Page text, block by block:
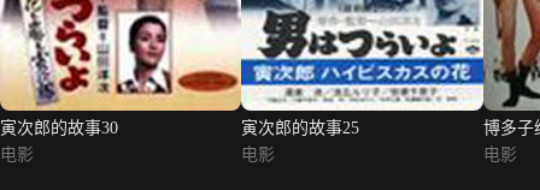
寅次郎的故事30
电影
寅次郎的故事25
电影
博多子
电影